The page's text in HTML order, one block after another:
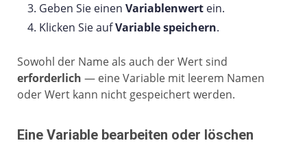
Geben Sie einen Variablenwert ein.
Klicken Sie aufVariable speichern.
Sowohl der Name als auch der Wert sind
erforderlich — eine Variable mit leerem Namen
oder Wert kann nicht gespeichert werden.
Eine Variable bearbeiten oder löschen